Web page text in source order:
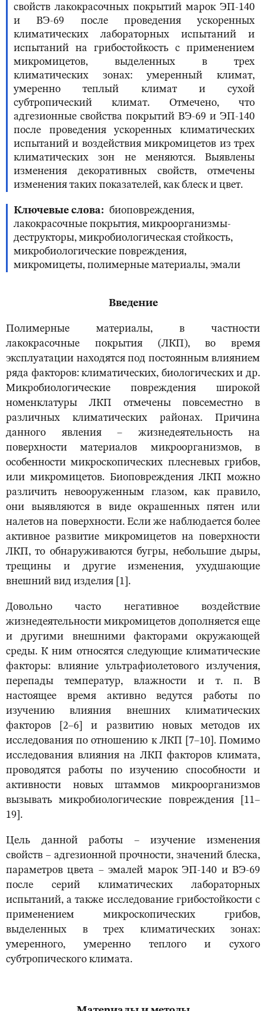
свойств лакокрасочных покрытий марок ЭП-140
и ВЭ-69 после проведения ускоренных
климатических лабораторных испытаний и
испытаний на грибостойкость с применением
микромицетов, выделенных в трех
климатических зонах: умеренный климат,
умеренно теплый климат и сухой
субтропический климат. Отмечено, что
адгезионные свойства покрытий ВЭ-69 и ЭП-140
после проведения ускоренных климатических
испытаний и воздействия микромицетов из трех
климатических зон не меняются. Выявлены
изменения декоративных свойств, отмечены
изменения таких показателей, как блеск и цвет.
Ключевые слова
биоповреждения,
лакокрасочные покрытия, микроорганизмы-
деструкторы, микробиологическая стойкость,
микробиологические повреждения,
микромицеты, полимерные материалы, эмали
Введение
Полимерные материалы, в частности
лакокрасочные покрытия (ЛКП), во время
эксплуатации находятся под постоянным влиянием
ряда факторов: климатических, биологических и др.
Микробиологические повреждения широкой
номенклатуры ЛКП отмечены повсеместно в
различных климатических районах. Причина
данного явления – жизнедеятельность на
поверхности материалов микроорганизмов, в
особенности микроскопических плесневых грибов,
или микромицетов. Биоповреждения ЛКП можно
различить невооруженным глазом, как правило,
они выявляются в виде окрашенных пятен или
налетов на поверхности. Если же наблюдается более
активное развитие микромицетов на поверхности
ЛКП, то обнаруживаются бугры, небольшие дыры,
трещины и другие изменения, ухудшающие
внешний вид изделия [1].
Довольно часто негативное воздействие
жизнедеятельности микромицетов дополняется еще
и другими внешними факторами окружающей
среды. К ним относятся следующие климатические
факторы: влияние ультрафиолетового излучения,
перепады температур, влажности и т. п. В
настоящее время активно ведутся работы по
изучению влияния внешних климатических
факторов [2–6] и развитию новых методов их
исследования по отношению к ЛКП [7–10]. Помимо
исследования влияния на ЛКП факторов климата,
проводятся работы по изучению способности и
активности новых штаммов микроорганизмов
вызывать микробиологические повреждения [11–
19].
Цель данной работы ‒ изучение изменения
свойств ‒ адгезионной прочности, значений блеска,
параметров цвета ‒ эмалей марок ЭП-140 и ВЭ-69
после серий климатических лабораторных
испытаний, а также исследование грибостойкости с
применением микроскопических грибов,
выделенных в трех климатических зонах:
умеренного, умеренно теплого и сухого
субтропического климата.